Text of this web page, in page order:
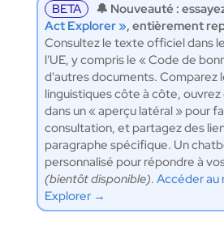
BETA 🔔 Nouveauté :
Act Explorer », entièrement
Consultez le texte officiel dans
l'UE, y compris le « Code de
d'autres documents. Comparez
linguistiques côte à côte,
dans un « aperçu latéral » pour
consultation, et partagez des
paragraphe spécifique. Un
personnalisé pour répondre à
(bientôt disponible). Accéder au
Explorer →